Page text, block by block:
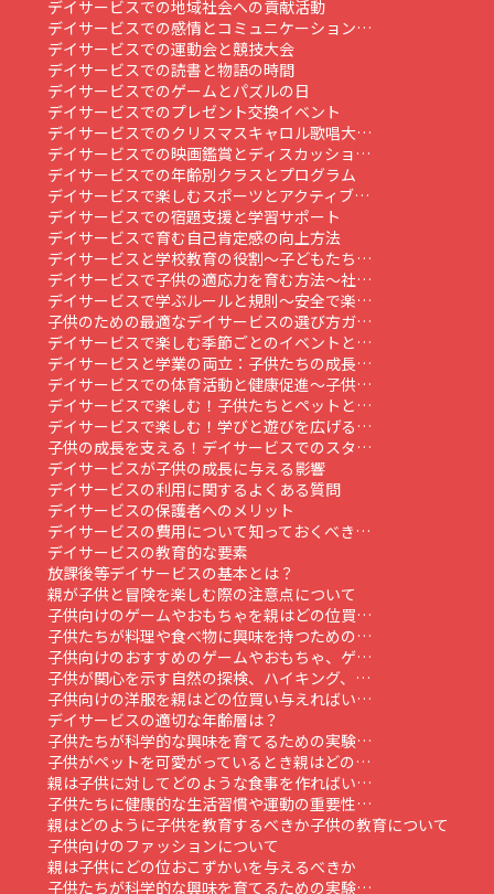
デイサービスでの地域社会への貢献活動
デイサービスでの感情とコミュニケーション…
デイサービスでの運動会と競技大会
デイサービスでの読書と物語の時間
デイサービスでのゲームとパズルの日
デイサービスでのプレゼント交換イベント
デイサービスでのクリスマスキャロル歌唱大…
デイサービスでの映画鑑賞とディスカッショ…
デイサービスでの年齢別クラスとプログラム
デイサービスで楽しむスポーツとアクティブ…
デイサービスでの宿題支援と学習サポート
デイサービスで育む自己肯定感の向上方法
デイサービスと学校教育の役割～子どもたち…
デイサービスで子供の適応力を育む方法～社…
デイサービスで学ぶルールと規則～安全で楽…
子供のための最適なデイサービスの選び方ガ…
デイサービスで楽しむ季節ごとのイベントと…
デイサービスと学業の両立：子供たちの成長…
デイサービスでの体育活動と健康促進～子供…
デイサービスで楽しむ！子供たちとペットと…
デイサービスで楽しむ！学びと遊びを広げる…
子供の成長を支える！デイサービスでのスタ…
デイサービスが子供の成長に与える影響
デイサービスの利用に関するよくある質問
デイサービスの保護者へのメリット
デイサービスの費用について知っておくべき…
デイサービスの教育的な要素
放課後等デイサービスの基本とは？
親が子供と冒険を楽しむ際の注意点について
子供向けのゲームやおもちゃを親はどの位買…
子供たちが料理や食べ物に興味を持つための…
子供向けのおすすめのゲームやおもちゃ、ゲ…
子供が関心を示す自然の探検、ハイキング、…
子供向けの洋服を親はどの位買い与えればい…
デイサービスの適切な年齢層は？
子供たちが科学的な興味を育てるための実験…
子供がペットを可愛がっているとき親はどの…
親は子供に対してどのような食事を作ればい…
子供たちに健康的な生活習慣や運動の重要性…
親はどのように子供を教育するべきか子供の教育について
子供向けのファッションについて
親は子供にどの位おこずかいを与えるべきか
子供たちが科学的な興味を育てるための実験…